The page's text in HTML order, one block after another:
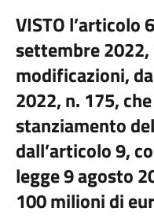
VISTO l’articolo
settembre
modificazioni,
2022, n. 175,
stanziamento
dall’articolo 9,
legge 9 agosto
100 milioni di